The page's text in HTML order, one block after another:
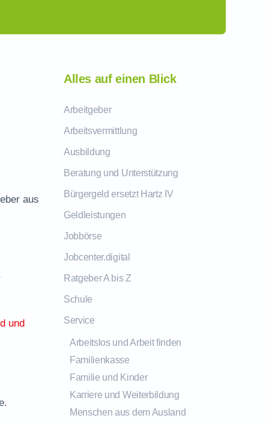
aus
und
Alles auf einen Blick
Arbeitgeber
Arbeitsvermittlung
Ausbildung
Beratung und Unterstützung
Bürgergeld ersetzt Hartz IV
Geldleistungen
Jobbörse
Jobcenter.digital
Ratgeber A bis Z
Schule
Service
Arbeitslos und Arbeit finden
Familienkasse
Familie und Kinder
Karriere und Weiterbildung
Menschen aus dem Ausland